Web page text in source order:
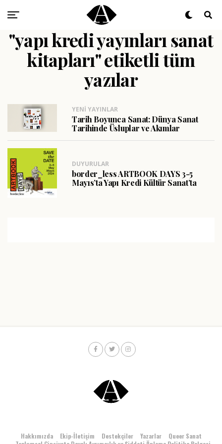
"yapı kredi yayınları sanat
kitapları" etiketli tüm
yazılar
YENI YAYINLAR
Tarih Boyunca Sanat: Dünya Sanat
Tarihinde Üsluplar ve Akımlar
DUYURULAR
border_less ARTBOOK DAYS 3-5
Mayıs’ta Yapı Kredi Kültür Sanat’ta
Hakkımızda Ekip-İletişim Destekçiler Yazarlar
Queer Sanat